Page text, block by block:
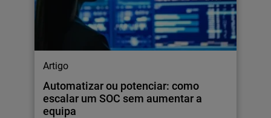
Artigo
Automatizar ou potenciar: como
escalar um SOC sem aumentar a
equipa